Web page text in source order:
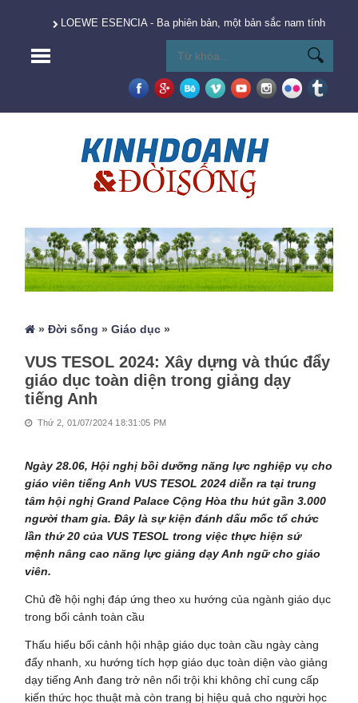
LOEWE ESENCIA - Ba phiên bản, một bản sắc nam tính vượt
»Đời sống »Giáo dục »
VUS TESOL 2024: Xây dựng và thúc đẩy
giáo dục toàn diện trong giảng dạy
tiếng Anh
Thứ 2, 01/07/2024 18:31:05 PM
Ngày 28.06, Hội nghị bồi dưỡng năng lực nghiệp vụ cho
giáo viên tiếng Anh VUS TESOL 2024 diễn ra tại trung
tâm hội nghị Grand Palace Cộng Hòa thu hút gần 3.000
người tham gia. Đây là sự kiện đánh dấu mốc tổ chức
lần thứ 20 của VUS TESOL trong việc thực hiện sứ
mệnh nâng cao năng lực giảng dạy Anh ngữ cho giáo
viên.
Chủ đề hội nghị đáp ứng theo xu hướng của ngành giáo dục
trong bối cảnh toàn cầu
Thấu hiểu bối cảnh hội nhập giáo dục toàn cầu ngày càng
đẩy nhanh, xu hướng tích hợp giáo dục toàn diện vào giảng
dạy tiếng Anh đang trở nên nổi trội khi không chỉ cung cấp
kiến thức học thuật mà còn trang bị hiệu quả cho người học